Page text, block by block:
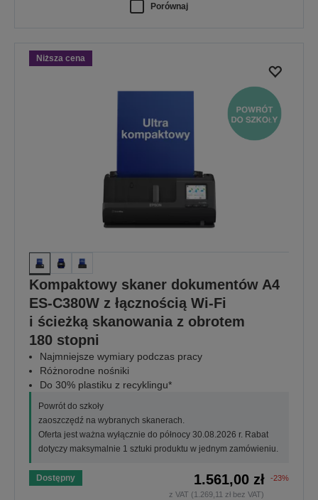
Porównaj
Niższa cena
Kompaktowy skaner dokumentów A4
ES-C380W z łącznością Wi-Fi
i ścieżką skanowania z obrotem
180 stopni
Najmniejsze wymiary podczas pracy
Różnorodne nośniki
Do 30% plastiku z recyklingu*
Powrót do szkoły
zaoszczędź na wybranych skanerach.
Oferta jest ważna wyłącznie do północy 30.08.2026 r. Rabat
dotyczy maksymalnie 1 sztuki produktu w jednym zamówieniu.
Dostępny 1.561,00 zł
-23%
z VAT (1.269,11 zł bez VAT)